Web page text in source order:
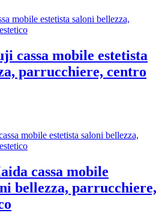
cassa mobile estetista
parrucchiere, centro
cassa mobile
bellezza, parrucchiere,